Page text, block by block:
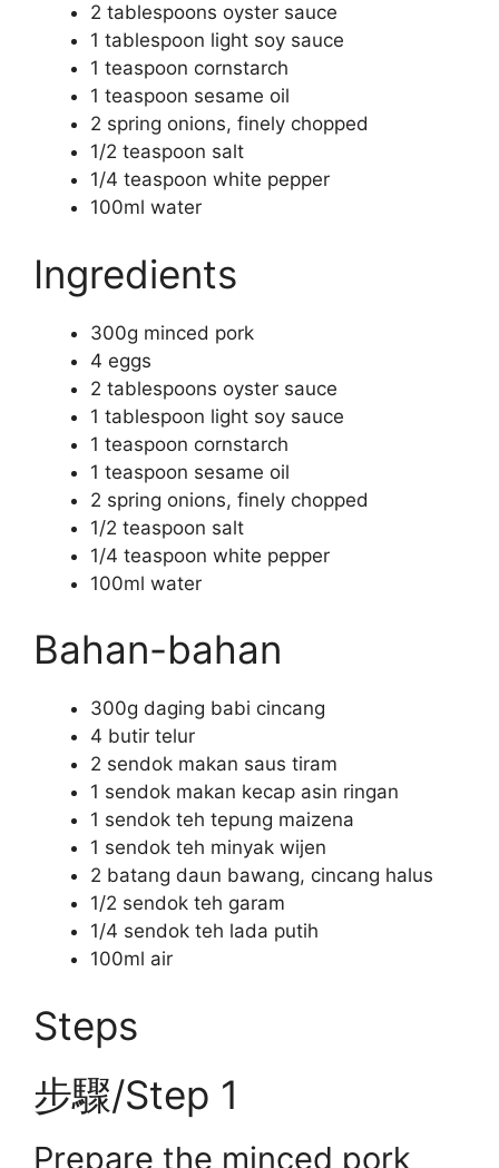
2 tablespoons oyster sauce
1 tablespoon light soy sauce
1 teaspoon cornstarch
1 teaspoon sesame oil
2 spring onions, finely chopped
1/2 teaspoon salt
1/4 teaspoon white pepper
100ml water
Ingredients
300g minced pork
4 eggs
2 tablespoons oyster sauce
1 tablespoon light soy sauce
1 teaspoon cornstarch
1 teaspoon sesame oil
2 spring onions, finely chopped
1/2 teaspoon salt
1/4 teaspoon white pepper
100ml water
Bahan-bahan
300g daging babi cincang
4 butir telur
2 sendok makan saus tiram
1 sendok makan kecap asin ringan
1 sendok teh tepung maizena
1 sendok teh minyak wijen
2 batang daun bawang, cincang halus
1/2 sendok teh garam
1/4 sendok teh lada putih
100ml air
Steps
步驟/Step 1
Prepare the minced pork